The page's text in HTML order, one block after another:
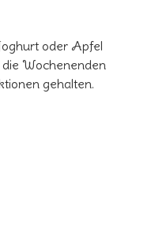
oder Apfel
Wochenenden
gehalten.